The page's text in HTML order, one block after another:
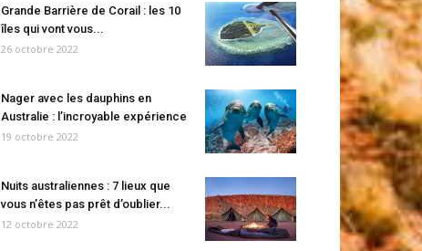
Grande Barrière de Corail : les 10
îles qui vont vous...
26 octobre 2022
Nager avec les dauphins en
Australie : l’incroyable expérience
19 octobre 2022
Nuits australiennes : 7 lieux que
vous n’êtes pas prêt d’oublier...
12 octobre 2022